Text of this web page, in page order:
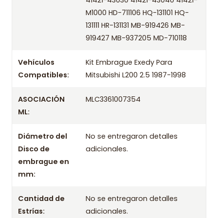
/ Códigos equivalentes
Información técnica
Información de compra
compras antes de las 10:30 de lunes a viernes. Realizamos
despachos a todo Chile.
- Disco
- Rodamiento / Collarín
1987 1988 1989 1990 1991 1992 1993 1994 1995 1996 1997
M1000 HD-711106 HQ-131101 HQ-
131111 HR-131131 MB-919426 MB-
919427 MB-937205 MD-710118
Vehículos
Compatibles:
Kit Embrague Exedy Para
Mitsubishi L200 2.5 1987-1998
ASOCIACIÓN
ML:
MLC3361007354
Diámetro del
Disco de
embrague en
mm:
No se entregaron detalles
adicionales.
Cantidad de
Estrías:
No se entregaron detalles
adicionales.